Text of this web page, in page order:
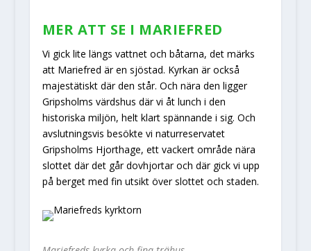
MER ATT SE I MARIEFRED
Vi gick lite längs vattnet och båtarna, det märks
att Mariefred är en sjöstad. Kyrkan är också
majestätiskt där den står. Och nära den ligger
Gripsholms värdshus där vi åt lunch i den
historiska miljön, helt klart spännande i sig. Och
avslutningsvis besökte vi naturreservatet
Gripsholms Hjorthage, ett vackert område nära
slottet där det går dovhjortar och där gick vi upp
på berget med fin utsikt över slottet och staden.